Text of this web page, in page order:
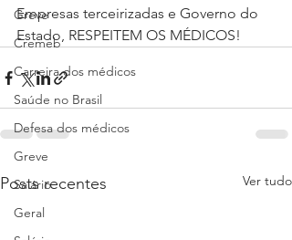
Greve
Cremeb
Carreira dos médicos
Saúde no Brasil
Defesa dos médicos
Greve
Salário
Geral
Empresas terceirizadas e Governo do
Estado, RESPEITEM OS MÉDICOS!
Posts recentes Ver tudo